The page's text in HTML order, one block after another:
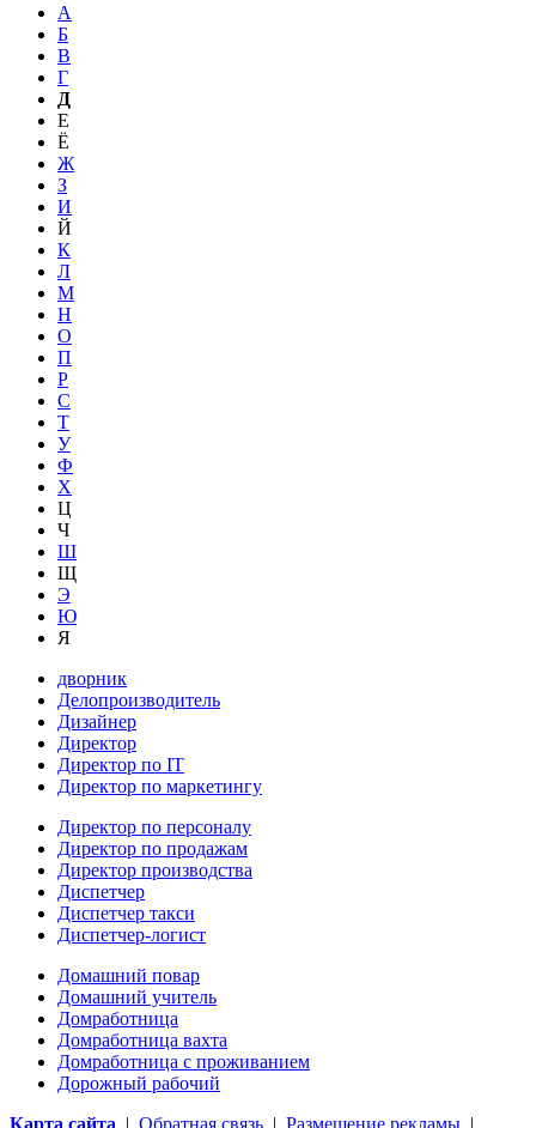
А
Б
В
Г
Д
Е
Ё
Ж
З
И
Й
К
Л
М
Н
О
П
Р
С
Т
У
Ф
Х
Ц
Ч
Ш
Щ
Э
Ю
Я
дворник
Делопроизводитель
Дизайнер
Директор
Директор по IT
Директор по маркетингу
Директор по персоналу
Директор по продажам
Директор производства
Диспетчер
Диспетчер такси
Диспетчер-логист
Домашний повар
Домашний учитель
Домработница
Домработница вахта
Домработница с проживанием
Дорожный рабочий
Карта сайта | Обратная связь | Размещение рекламы |